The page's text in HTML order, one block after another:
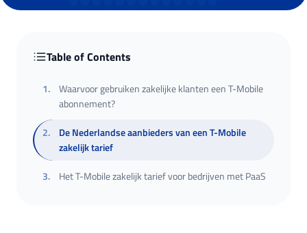
Table of Contents
1.
Waarvoor gebruiken zakelijke klanten een T-Mobile
abonnement?
2.
De Nederlandse aanbieders van een T-Mobile
zakelijk tarief
3. Het T-Mobile zakelijk tarief voor bedrijven met PaaS